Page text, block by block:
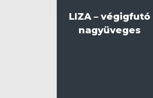
LIZA – végigfutó
nagyüveges